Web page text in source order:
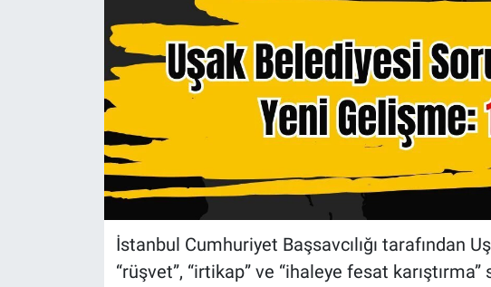
İstanbul Cumhuriyet Başsavcılığı tarafından
“rüşvet”, “irtikap” ve “ihaleye fesat